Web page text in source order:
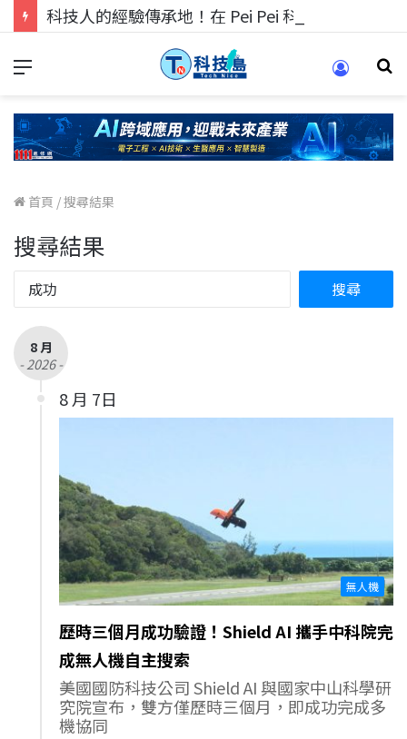
首頁 /搜尋結果
搜尋結果
8 月
- 2026 -
8 月 7日
無人機
歷時三個月成功驗證！Shield AI 攜手中科院完
成無人機自主搜索
美國國防科技公司 Shield AI 與國家中山科學研
究院宣布，雙方僅歷時三個月，即成功完成多
機協同